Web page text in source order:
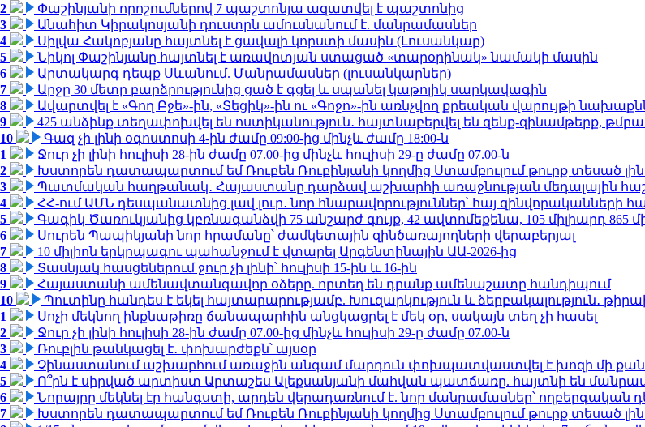
2
Փաշինյանի որոշումներով 7 պաշտոնյա ազատվել է պաշտոնից
3
Անահիտ Կիրակոսյանի դուստրն ամուսնանում է. մանրամասներ
4
Սիլվա Հակոբյանը հայտնել է ցավալի կորստի մասին (Լուսանկար)
5
Նիկոլ Փաշինյանը հայտնել է առավոտյան ստացած «տարօրինակ» նամակի մասին
6
Արտակարգ դեպք Սևանում. Մանրամասներ (լուսանկարներ)
7
Արջը 30 մետր բարձրությունից ցած է գցել և սպանել կաթոլիկ սարկավագին
8
Ավարտվել է «Գող Բջե»-ին, «Տեցիկ»-ին ու «Գոջո»-ին առնչվող քրեական վարույթի
9
425 անձինք տեղափոխվել են ոստիկանություն․ հայտնաբերվել են զենք-զինամթերք,
10
Գազ չի լինի օգոստոսի 4-ին ժամը 09:00-ից մինչև ժամը 18:00-ն
1
Ջուր չի լինի հուլիսի 28-ին ժամը 07.00-ից մինչև հուլիսի 29-ը ժամը 07.00-ն
2
Խստորեն դատապարտում եմ Ռուբեն Ռուբինյանի կողմից Ստամբուլում թուրք տեսած
3
Պատմական հաղթանակ․ Հայաստանը դարձավ աշխարհի առաջնության մեդալային
4
ՀՀ-ում ԱՄՆ դեսպանատնից լավ լուր․ նոր հնարավորություններ՝ հայ զինվորականների
5
Գագիկ Ծառուկյանից կբռնագանձվի 75 անշարժ գույք, 42 ավտոմեքենա, 105 միլիարդ 865
6
Սուրեն Պապիկյանի նոր հրամանը՝ ժամկետային զինծառայողների վերաբերյալ
7
10 միլիոն երկրպագու պահանջում է վտարել Արգենտինային ԱԱ-2026-ից
8
Տասնյակ հասցեներում ջուր չի լինի՝ հուլիսի 15-ին և 16-ին
9
Հայաստանի ամենավտանգավոր օձերը. որտեղ են դրանք ամենաշատը հանդիպում
10
Պուտինը հանդես է եկել հայտարարությամբ. Խուզարկություն և ձերբակալություն․
1
Սոչի մեկնող ինքնաթիռը ճանապարհին անցկացրել է մեկ օր, սակայն տեղ չի հասել
2
Ջուր չի լինի հուլիսի 28-ին ժամը 07.00-ից մինչև հուլիսի 29-ը ժամը 07.00-ն
3
Ռուբլին թանկացել է․ փոխարժեքն՝ այսօր
4
Չինաստանում աշխարհում առաջին անգամ մարդուն փոխպատվաստվել է խոզի մի
5
Ո՞րն է սիրված արտիստ Արտաշես Ալեքսանյանի մահվան պատճառը. հայտնի են
6
Նորայրը մեկնել էր հանգստի, արդեն վերադառնում է. նոր մանրամասներ՝ ողբերգական
7
Խստորեն դատապարտում եմ Ռուբեն Ռուբինյանի կողմից Ստամբուլում թուրք տեսած